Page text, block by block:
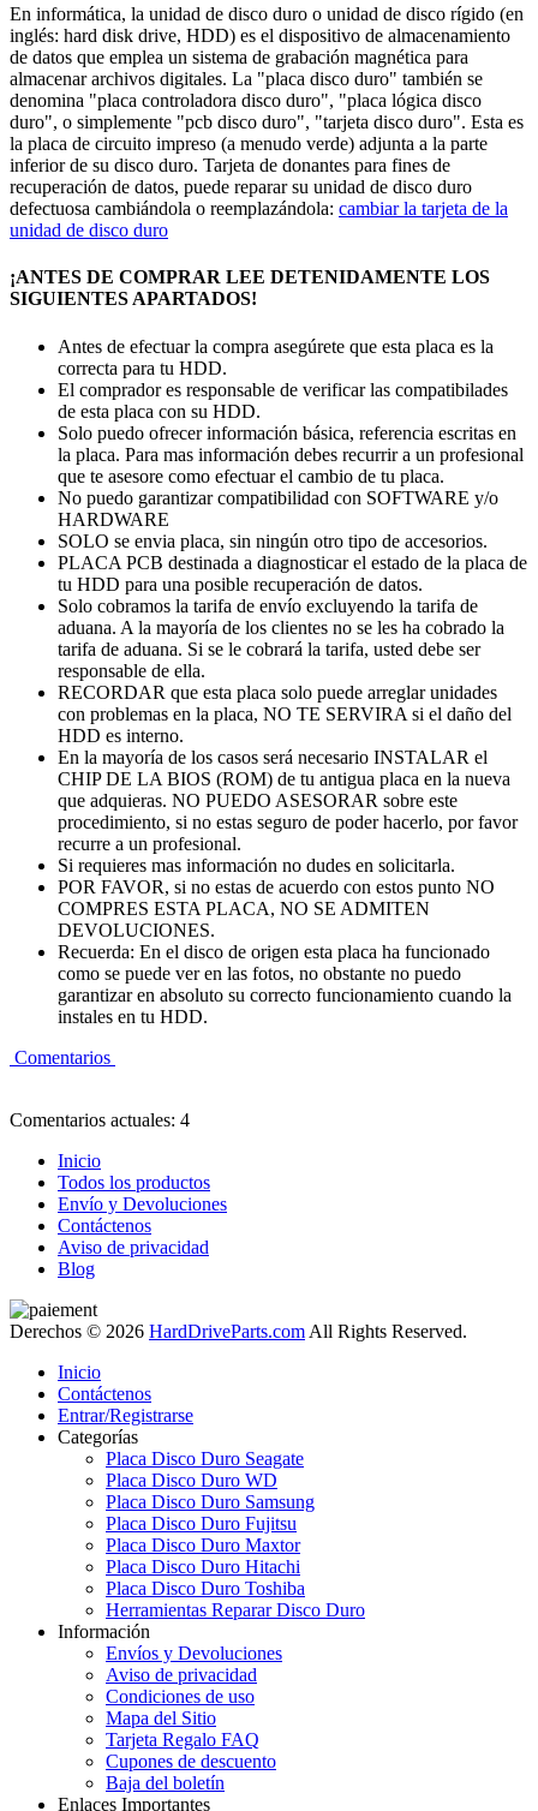
En informática, la unidad de disco duro o unidad de disco rígido (en
inglés: hard disk drive, HDD) es el dispositivo de almacenamiento
de datos que emplea un sistema de grabación magnética para
almacenar archivos digitales. La "placa disco duro" también se
denomina "placa controladora disco duro", "placa lógica disco
duro", o simplemente "pcb disco duro", "tarjeta disco duro". Esta es
la placa de circuito impreso (a menudo verde) adjunta a la parte
inferior de su disco duro. Tarjeta de donantes para fines de
recuperación de datos, puede reparar su unidad de disco duro
defectuosa cambiándola o reemplazándola: cambiar la tarjeta de la
unidad de disco duro
¡ANTES DE COMPRAR LEE DETENIDAMENTE LOS
SIGUIENTES APARTADOS!
Antes de efectuar la compra asegúrete que esta placa es la
correcta para tu HDD.
El comprador es responsable de verificar las compatibilades
de esta placa con su HDD.
Solo puedo ofrecer información básica, referencia escritas en
la placa. Para mas información debes recurrir a un profesional
que te asesore como efectuar el cambio de tu placa.
No puedo garantizar compatibilidad con SOFTWARE y/o
HARDWARE
SOLO se envia placa, sin ningún otro tipo de accesorios.
PLACA PCB destinada a diagnosticar el estado de la placa de
tu HDD para una posible recuperación de datos.
Solo cobramos la tarifa de envío excluyendo la tarifa de
aduana. A la mayoría de los clientes no se les ha cobrado la
tarifa de aduana. Si se le cobrará la tarifa, usted debe ser
responsable de ella.
RECORDAR que esta placa solo puede arreglar unidades
con problemas en la placa, NO TE SERVIRA si el daño del
HDD es interno.
En la mayoría de los casos será necesario INSTALAR el
CHIP DE LA BIOS (ROM) de tu antigua placa en la nueva
que adquieras. NO PUEDO ASESORAR sobre este
procedimiento, si no estas seguro de poder hacerlo, por favor
recurre a un profesional.
Si requieres mas información no dudes en solicitarla.
POR FAVOR, si no estas de acuerdo con estos punto NO
COMPRES ESTA PLACA, NO SE ADMITEN
DEVOLUCIONES.
Recuerda: En el disco de origen esta placa ha funcionado
como se puede ver en las fotos, no obstante no puedo
garantizar en absoluto su correcto funcionamiento cuando la
instales en tu HDD.
Comentarios
Comentarios actuales: 4
Inicio
Todos los productos
Envío y Devoluciones
Contáctenos
Aviso de privacidad
Blog
Derechos © 2026 HardDriveParts.com All Rights Reserved.
Inicio
Contáctenos
Entrar/Registrarse
Categorías
Placa Disco Duro Seagate
Placa Disco Duro WD
Placa Disco Duro Samsung
Placa Disco Duro Fujitsu
Placa Disco Duro Maxtor
Placa Disco Duro Hitachi
Placa Disco Duro Toshiba
Herramientas Reparar Disco Duro
Información
Envíos y Devoluciones
Aviso de privacidad
Condiciones de uso
Mapa del Sitio
Tarjeta Regalo FAQ
Cupones de descuento
Baja del boletín
Enlaces Importantes